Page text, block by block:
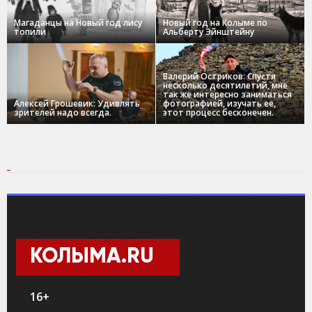
Магаданцы на Новый год лису
топили
Новый год на Колыме по
Альберту Эйнштейну
Алексей Грошевик: Удивлять
зрителей надо всегда.
Валерий Остриков: Спустя
несколько десятилетий, мне
так же интересно заниматься
фотографией, изучать ее,
этот процесс бесконечен.
КОЛЫМА.RU
16+